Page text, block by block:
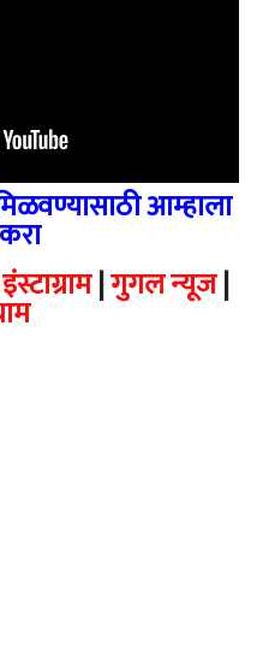
आम्हाला
इंस्टाग्राम|गुगल न्यूज|